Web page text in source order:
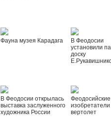
Фауна музея Карадага
В Феодосии
установили
доску
В Феодосии открылась
выставка заслуженного
художника России
Феодосийские
вертолет